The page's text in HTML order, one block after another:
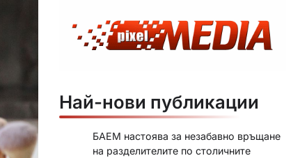
Най-нови публикации
БАЕМ настоява за незабавно връщане
на разделителите по столичните